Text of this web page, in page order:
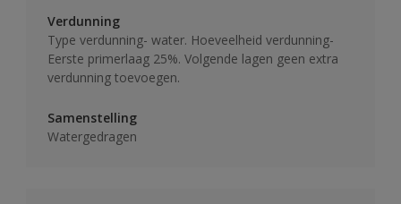
Verdunning
Type verdunning- water. Hoeveelheid verdunning-
Eerste primerlaag 25%. Volgende lagen geen extra
verdunning toevoegen.
Samenstelling
Watergedragen